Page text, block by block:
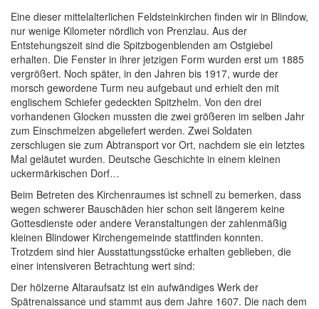
Eine dieser mittelalterlichen Feldsteinkirchen finden wir in Blindow,
nur wenige Kilometer nördlich von Prenzlau. Aus der
Entstehungszeit sind die Spitzbogenblenden am Ostgiebel
erhalten. Die Fenster in ihrer jetzigen Form wurden erst um 1885
vergrößert. Noch später, in den Jahren bis 1917, wurde der
morsch gewordene Turm neu aufgebaut und erhielt den mit
englischem Schiefer gedeckten Spitzhelm. Von den drei
vorhandenen Glocken mussten die zwei größeren im selben Jahr
zum Einschmelzen abgeliefert werden. Zwei Soldaten
zerschlugen sie zum Abtransport vor Ort, nachdem sie ein letztes
Mal geläutet wurden. Deutsche Geschichte in einem kleinen
uckermärkischen Dorf…
Beim Betreten des Kirchenraumes ist schnell zu bemerken, dass
wegen schwerer Bauschäden hier schon seit längerem keine
Gottesdienste oder andere Veranstaltungen der zahlenmäßig
kleinen Blindower Kirchengemeinde stattfinden konnten.
Trotzdem sind hier Ausstattungsstücke erhalten geblieben, die
einer intensiveren Betrachtung wert sind:
Der hölzerne Altaraufsatz ist ein aufwändiges Werk der
Spätrenaissance und stammt aus dem Jahre 1607. Die nach dem